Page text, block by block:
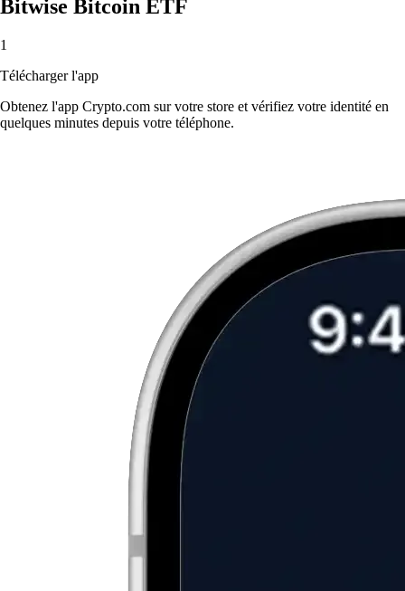
Bitwise Bitcoin ETF
1
Télécharger l'app
Obtenez l'app Crypto.com sur votre store et vérifiez votre identité en
quelques minutes depuis votre téléphone.